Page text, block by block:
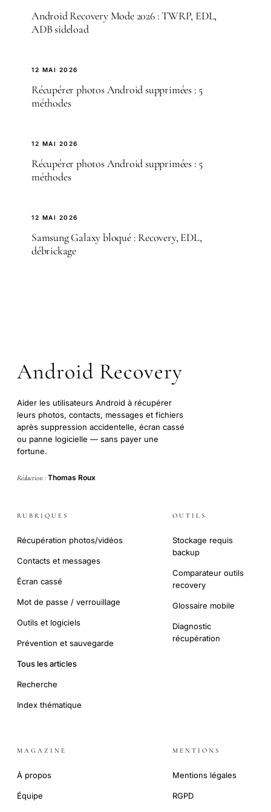
Android Recovery Mode 2026 : TWRP, EDL,
ADB sideload
12 MAI 2026
Récupérer photos Android supprimées : 5
méthodes
12 MAI 2026
Récupérer photos Android supprimées : 5
méthodes
12 MAI 2026
Samsung Galaxy bloqué : Recovery, EDL,
débrickage
Android Recovery
Aider les utilisateurs Android à récupérer
leurs photos, contacts, messages et fichiers
après suppression accidentelle, écran cassé
ou panne logicielle — sans payer une
fortune.
Rédaction : Thomas Roux
RUBRIQUES
Récupération photos/vidéos
Contacts et messages
Écran cassé
Mot de passe / verrouillage
Outils et logiciels
Prévention et sauvegarde
Tous les articles
Recherche
Index thématique
OUTILS
Stockage requis
backup
Comparateur outils
recovery
Glossaire mobile
Diagnostic
récupération
MAGAZINE
À propos
Équipe
MENTIONS
Mentions légales
RGPD